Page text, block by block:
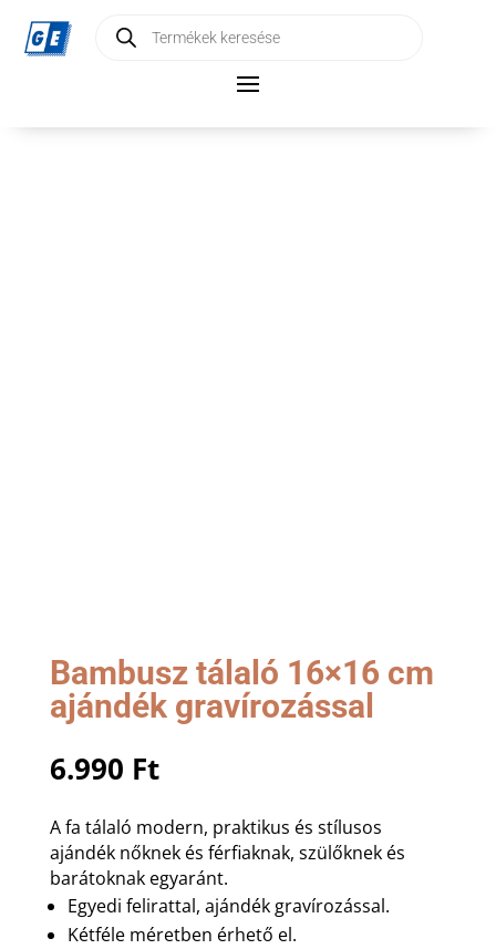
search
Bambusz tálaló 16×16 cm
ajándék gravírozással
6.990 Ft
A fa tálaló modern, praktikus és stílusos
ajándék nőknek és férfiaknak, szülőknek és
barátoknak egyaránt.
Egyedi felirattal, ajándék gravírozással.
Kétféle méretben érhető el.